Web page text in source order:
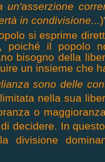
un'asserzione
in condivisione...
si esprime
poiché il popolo
bisogno della
un insieme che
sono delle
nella sua
o
decidere. In
divisione